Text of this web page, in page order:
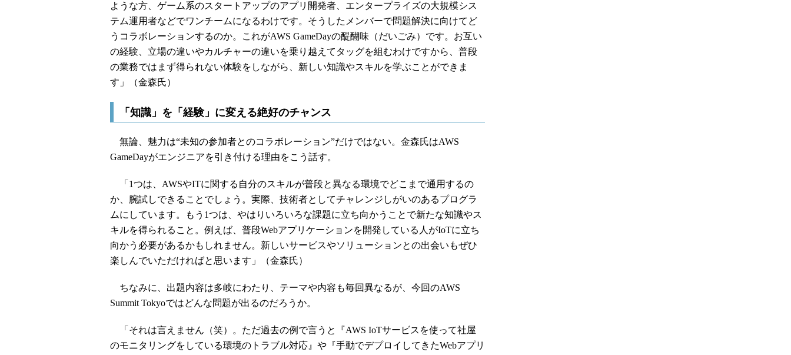
ような方、ゲーム系のスタートアップのアプリ開発者、エンタープライズの大規模シス
テム運用者などでワンチームになるわけです。そうしたメンバーで問題解決に向けてど
うコラボレーションするのか。これがAWS GameDayの醍醐味（だいごみ）です。お互い
の経験、立場の違いやカルチャーの違いを乗り越えてタッグを組むわけですから、普段
の業務ではまず得られない体験をしながら、新しい知識やスキルを学ぶことができま
す」（金森氏）
「知識」を「経験」に変える絶好のチャンス
無論、魅力は“未知の参加者とのコラボレーション”だけではない。金森氏はAWS
GameDayがエンジニアを引き付ける理由をこう話す。
「1つは、AWSやITに関する自分のスキルが普段と異なる環境でどこまで通用するの
か、腕試しできることでしょう。実際、技術者としてチャレンジしがいのあるプログラ
ムにしています。もう1つは、やはりいろいろな課題に立ち向かうことで新たな知識やス
キルを得られること。例えば、普段Webアプリケーションを開発している人がIoTに立ち
向かう必要があるかもしれません。新しいサービスやソリューションとの出会いもぜひ
楽しんでいただければと思います」（金森氏）
ちなみに、出題内容は多岐にわたり、テーマや内容も毎回異なるが、今回のAWS
Summit Tokyoではどんな問題が出るのだろうか。
「それは言えません（笑）。ただ過去の例で言うと『AWS IoTサービスを使って社屋
のモニタリングをしている環境のトラブル対応』や『手動でデプロイしてきたWebアプリ